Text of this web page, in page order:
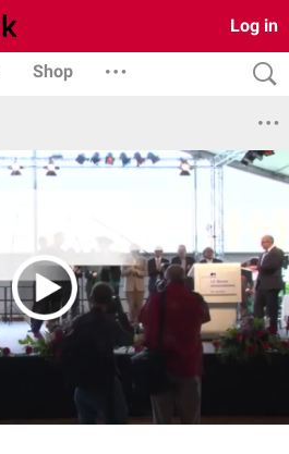
Log in
Shop